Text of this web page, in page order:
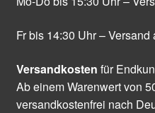
Fr bis 14:30 Uhr – Versand
Versandkosten für
Ab einem Warenwert von
versandkostenfrei nach